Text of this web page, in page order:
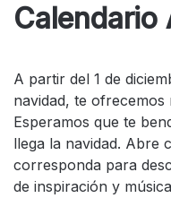
Calendario
A partir del 1 de
navidad, te
Esperamos que te
llega la navidad. Abre
corresponda para
de inspiración y